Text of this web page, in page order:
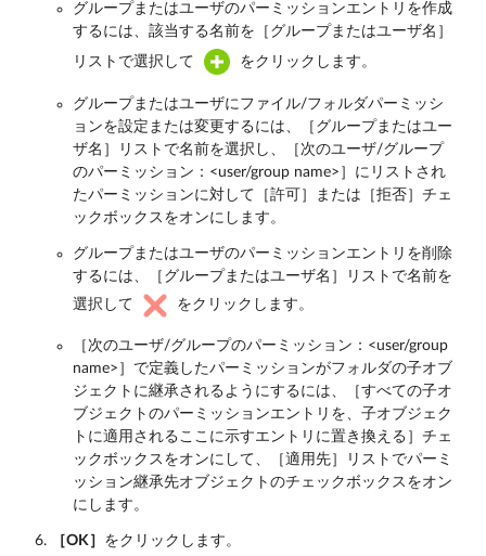
グループまたはユーザのパーミッションエントリを作成
するには、該当する名前を［グループまたはユーザ名］
リストで選択して
をクリックします。
グループまたはユーザにファイル/フォルダパーミッシ
ョンを設定または変更するには、［グループまたはユー
ザ名］リストで名前を選択し、［次のユーザ/グループ
のパーミッション：<user/group name>］にリストされ
たパーミッションに対して［許可］または［拒否］チェ
ックボックスをオンにします。
グループまたはユーザのパーミッションエントリを削除
するには、［グループまたはユーザ名］リストで名前を
選択して
をクリックします。
［次のユーザ/グループのパーミッション：<user/group
name>］で定義したパーミッションがフォルダの子オブ
ジェクトに継承されるようにするには、［すべての子オ
ブジェクトのパーミッションエントリを、子オブジェク
トに適用されるここに示すエントリに置き換える］チェ
ックボックスをオンにして、［適用先］リストでパーミ
ッション継承先オブジェクトのチェックボックスをオン
にします。
［OK］ をクリックします。